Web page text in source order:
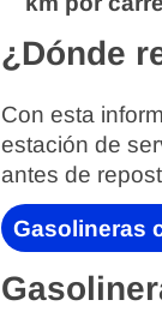
¿Dónde
Con esta
estación de
antes de
Gasolineras